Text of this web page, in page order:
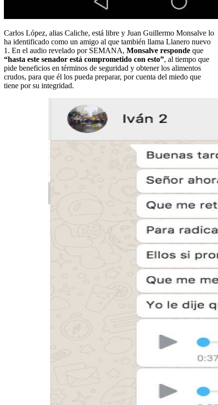
Carlos López, alias Caliche, está libre y Juan Guillermo Monsalve lo
ha identificado como un amigo al que también llama Llanero nuevo
1. En el audio revelado por SEMANA, Monsalve responde que
“hasta este senador está comprometido con esto”, al tiempo que
pide beneficios en términos de seguridad y obtener los alimentos
crudos, para que él los pueda preparar, por cuenta del miedo que
tiene por su integridad.